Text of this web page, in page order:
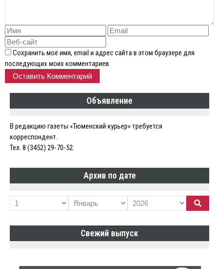
Сохранить моё имя, email и адрес сайта в этом браузере для
последующих моих комментариев.
Объявление
В редакцию газеты «Тюменский курьер» требуется
корреспондент.
Тел. 8 (3452) 29-70-52.
Архив по дате
Свежий выпуск